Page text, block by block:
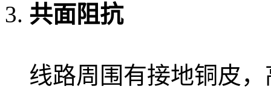
共面阻抗
线路周围有接地铜皮